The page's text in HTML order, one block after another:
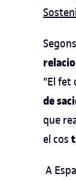
"El fet
de
que
el cos
A